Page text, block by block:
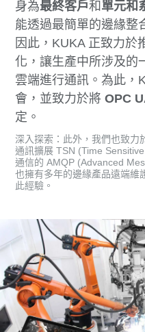
身為最終客戶和 單元和
能透過最簡單的邊緣整
因此，KUKA 正致力於
化，讓生產中所涉及的
雲端進行通訊。為此，
會，並致力於將OPC
定。
深入探索：此外，我們也致力
通訊擴展 TSN (Time
通信的 AMQP (Advanced
也擁有多年的邊緣產品遠端維
此經驗。